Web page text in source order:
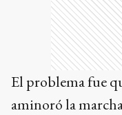
El problema fue
aminoró la